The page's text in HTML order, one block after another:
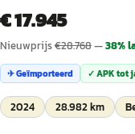
€ 17.945
Nieuwprijs€28.768—38%
✈ Geïmporteerd ✓ APK tot
2024 28.982 km